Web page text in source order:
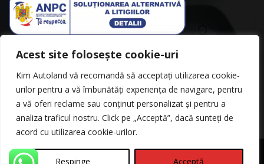
Acest site folosește cookie-uri
Kim Autoland vă recomandă să acceptați utilizarea cookie-
urilor pentru a vă îmbunătăți experiența de navigare, pentru
a vă oferi reclame sau conținut personalizat și pentru a
analiza traficul nostru. Click pe „Acceptă”, dacă sunteți de
acord cu utilizarea cookie-urilor.
Respinge Acceptă